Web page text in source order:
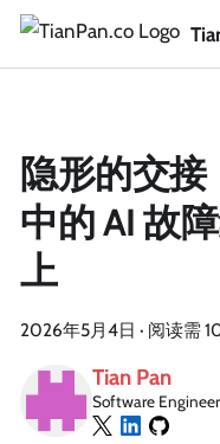
隐形的交
中的 AI 故
上
2026年5月4日 · 阅读需
Tian Pan
Software Engineer